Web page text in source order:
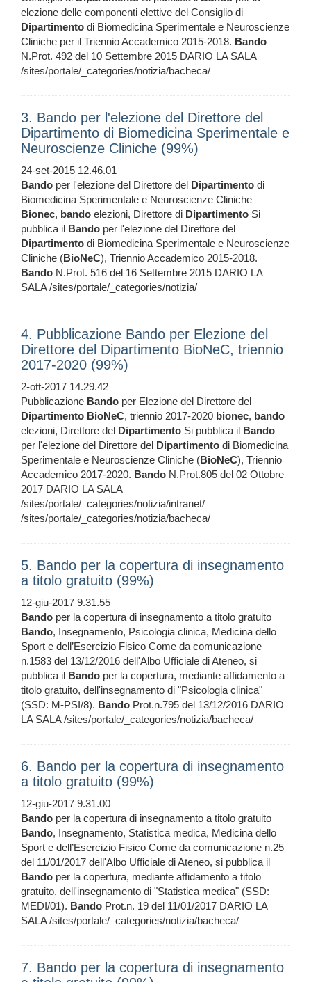
elezione delle componenti elettive del Consiglio di
Dipartimento di Biomedicina Sperimentale e Neuroscienze
Cliniche per il Triennio Accademico 2015-2018. Bando
N.Prot. 492 del 10 Settembre 2015 DARIO LA SALA
/sites/portale/_categories/notizia/bacheca/
3. Bando per l'elezione del Direttore del
Dipartimento di Biomedicina Sperimentale e
Neuroscienze Cliniche (99%)
24-set-2015 12.46.01
Bando per l'elezione del Direttore del Dipartimento di
Biomedicina Sperimentale e Neuroscienze Cliniche
Bionec, bando elezioni, Direttore di Dipartimento Si
pubblica il Bando per l'elezione del Direttore del
Dipartimento di Biomedicina Sperimentale e Neuroscienze
Cliniche (BioNeC), Triennio Accademico 2015-2018.
Bando N.Prot. 516 del 16 Settembre 2015 DARIO LA
SALA /sites/portale/_categories/notizia/
4. Pubblicazione Bando per Elezione del
Direttore del Dipartimento BioNeC, triennio
2017-2020 (99%)
2-ott-2017 14.29.42
Pubblicazione Bando per Elezione del Direttore del
Dipartimento BioNeC, triennio 2017-2020 bionec, bando
elezioni, Direttore del Dipartimento Si pubblica il Bando
per l'elezione del Direttore del Dipartimento di Biomedicina
Sperimentale e Neuroscienze Cliniche (BioNeC), Triennio
Accademico 2017-2020. Bando N.Prot.805 del 02 Ottobre
2017 DARIO LA SALA
/sites/portale/_categories/notizia/intranet/
/sites/portale/_categories/notizia/bacheca/
5. Bando per la copertura di insegnamento
a titolo gratuito (99%)
12-giu-2017 9.31.55
Bando per la copertura di insegnamento a titolo gratuito
Bando, Insegnamento, Psicologia clinica, Medicina dello
Sport e dell’Esercizio Fisico Come da comunicazione
n.1583 del 13/12/2016 dell'Albo Ufficiale di Ateneo, si
pubblica il Bando per la copertura, mediante affidamento a
titolo gratuito, dell'insegnamento di "Psicologia clinica"
(SSD: M-PSI/8). Bando Prot.n.795 del 13/12/2016 DARIO
LA SALA /sites/portale/_categories/notizia/bacheca/
6. Bando per la copertura di insegnamento
a titolo gratuito (99%)
12-giu-2017 9.31.00
Bando per la copertura di insegnamento a titolo gratuito
Bando, Insegnamento, Statistica medica, Medicina dello
Sport e dell’Esercizio Fisico Come da comunicazione n.25
del 11/01/2017 dell'Albo Ufficiale di Ateneo, si pubblica il
Bando per la copertura, mediante affidamento a titolo
gratuito, dell'insegnamento di "Statistica medica" (SSD:
MEDI/01). Bando Prot.n. 19 del 11/01/2017 DARIO LA
SALA /sites/portale/_categories/notizia/bacheca/
7. Bando per la copertura di insegnamento